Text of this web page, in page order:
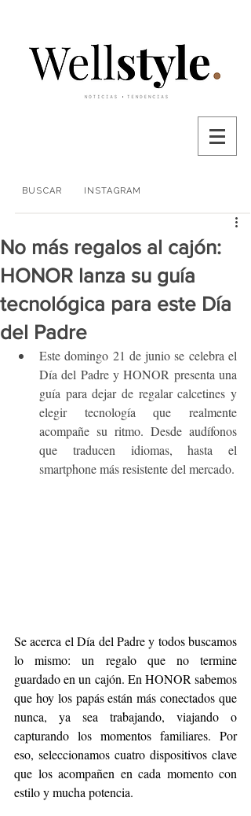
BUSCAR INSTAGRAM
No más regalos al cajón:
HONOR lanza su guía
tecnológica para este Día
del Padre
Este domingo 21 de junio se celebra el
Día del Padre y HONOR presenta una
guía para dejar de regalar calcetines y
elegir tecnología que realmente
acompañe su ritmo. Desde audífonos
que traducen idiomas, hasta el
smartphone más resistente del mercado.
Se acerca el Día del Padre y todos buscamos
lo mismo: un regalo que no termine
guardado en un cajón. En HONOR sabemos
que hoy los papás están más conectados que
nunca, ya sea trabajando, viajando o
capturando los momentos familiares. Por
eso, seleccionamos cuatro dispositivos clave
que los acompañen en cada momento con
estilo y mucha potencia.